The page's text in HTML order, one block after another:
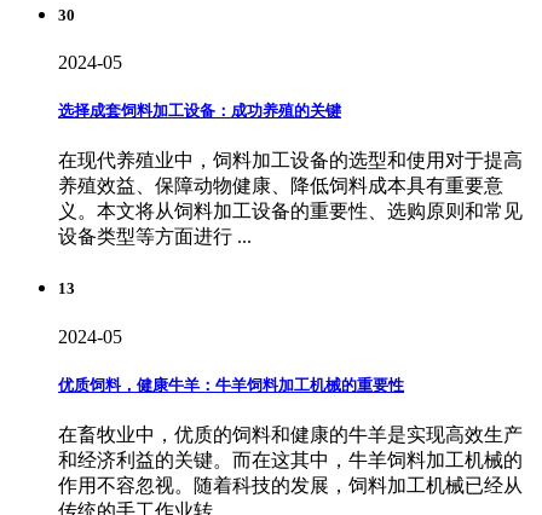
30
2024-05
选择成套饲料加工设备：成功养殖的关键
在现代养殖业中，饲料加工设备的选型和使用对于提高
养殖效益、保障动物健康、降低饲料成本具有重要意
义。本文将从饲料加工设备的重要性、选购原则和常见
设备类型等方面进行 ...
13
2024-05
优质饲料，健康牛羊：牛羊饲料加工机械的重要性
在畜牧业中，优质的饲料和健康的牛羊是实现高效生产
和经济利益的关键。而在这其中，牛羊饲料加工机械的
作用不容忽视。随着科技的发展，饲料加工机械已经从
传统的手工作业转 ...